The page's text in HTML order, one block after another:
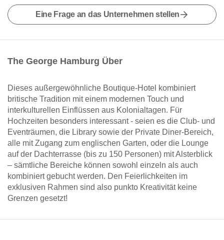
Eine Frage an das Unternehmen stellen
The George Hamburg Über
Dieses außergewöhnliche Boutique-Hotel kombiniert
britische Tradition mit einem modernen Touch und
interkulturellen Einflüssen aus Kolonialtagen. Für
Hochzeiten besonders interessant - seien es die Club- und
Eventräumen, die Library sowie der Private Diner-Bereich,
alle mit Zugang zum englischen Garten, oder die Lounge
auf der Dachterrasse (bis zu 150 Personen) mit Alsterblick
– sämtliche Bereiche können sowohl einzeln als auch
kombiniert gebucht werden. Den Feierlichkeiten im
exklusiven Rahmen sind also punkto Kreativität keine
Grenzen gesetzt!